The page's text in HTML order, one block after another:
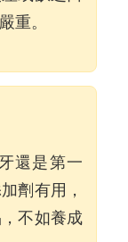
重。
還是第一
劑有用，
不如養成